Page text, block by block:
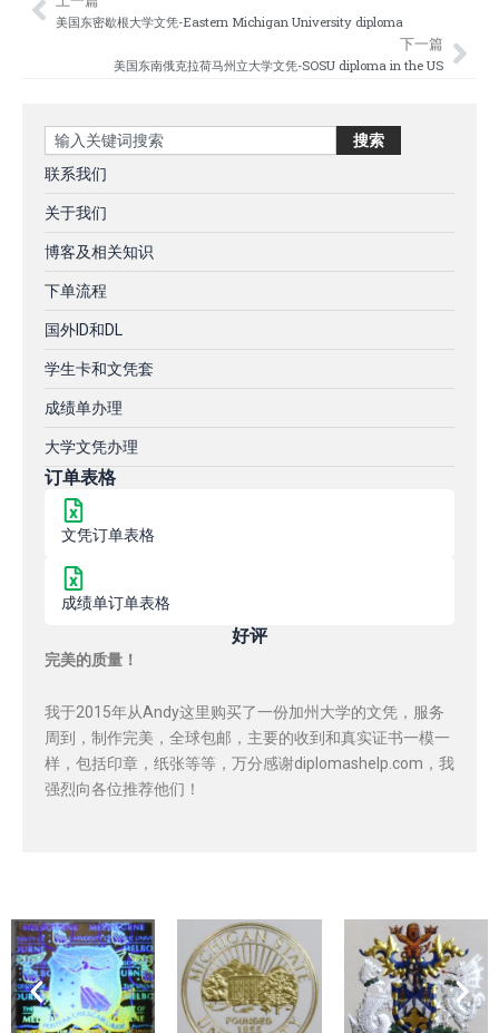
Prev
美国东密歇根大学文凭-Eastern Michigan University diploma
下一篇
美国东南俄克拉荷马州立大学文凭-SOSU diploma in the US
Search 搜索
联系我们
关于我们
博客及相关知识
下单流程
国外ID和DL
学生卡和文凭套
成绩单办理
大学文凭办理
订单表格
文凭订单表格
成绩单订单表格
好评
完美的质量！
我于2015年从Andy这里购买了一份加州大学的文凭，服务
周到，制作完美，全球包邮，主要的收到和真实证书一模一
样，包括印章，纸张等等，万分感谢diplomashelp.com，我
强烈向各位推荐他们！